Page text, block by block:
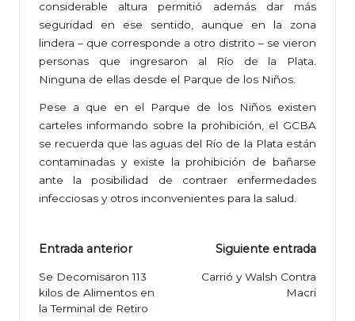
considerable altura permitió además dar más
seguridad en ese sentido, aunque en la zona
lindera – que corresponde a otro distrito – se vieron
personas que ingresaron al Río de la Plata.
Ninguna de ellas desde el Parque de los Niños.
Pese a que en el Parque de los Niños existen
carteles informando sobre la prohibición, el GCBA
se recuerda que las aguas del Río de la Plata están
contaminadas y existe la prohibición de bañarse
ante la posibilidad de contraer enfermedades
infecciosas y otros inconvenientes para la salud.
Navegación
de
entradas
Entrada anterior
Se Decomisaron 113
kilos de Alimentos en
la Terminal de Retiro
Siguiente entrada
Carrió y Walsh Contra
Macri